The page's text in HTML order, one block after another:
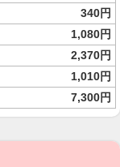
340円
1,080円
2,370円
1,010円
7,300円